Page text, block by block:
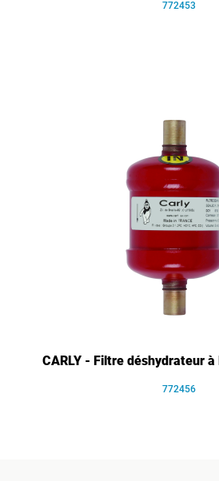
772453
CARLY - Filtre déshydrateur à
772456